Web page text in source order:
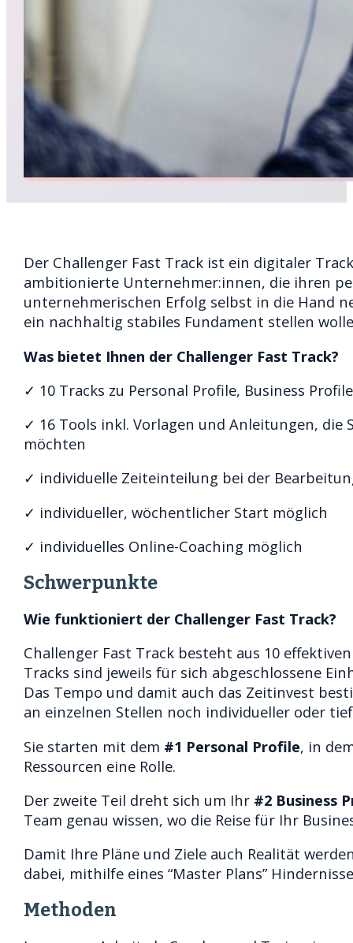
Der Challenger Fast Track ist ein digitaler
ambitionierte Unternehmer:innen, die ihren
unternehmerischen Erfolg selbst in die Hand
ein nachhaltig stabiles Fundament stellen
Was bietet Ihnen der Challenger Fast Track?
✓ 10 Tracks zu Personal Profile, Business
✓ 16 Tools inkl. Vorlagen und Anleitungen, die
möchten
✓ individuelle Zeiteinteilung bei der
✓ individueller, wöchentlicher Start möglich
✓ individuelles Online-Coaching möglich
Schwerpunkte
Wie funktioniert der Challenger Fast Track?
Challenger Fast Track besteht aus 10
Tracks sind jeweils für sich abgeschlossene
Das Tempo und damit auch das Zeitinvest
an einzelnen Stellen noch individueller oder
Sie starten mit dem #1 Personal Profile, in
Ressourcen eine Rolle.
Der zweite Teil dreht sich um Ihr #2 Business
Team genau wissen, wo die Reise für Ihr
Damit Ihre Pläne und Ziele auch Realität
dabei, mithilfe eines “Master Plans”
Methoden